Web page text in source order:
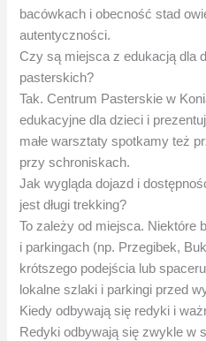
bacówkach i obecność stad
autentyczności.
Czy są miejsca z edukacją dla
pasterskich?
Tak. Centrum Pasterskie w
edukacyjne dla dzieci i
małe warsztaty spotkamy też
przy schroniskach.
Jak wygląda dojazd i
jest długi trekking?
To zależy od miejsca. Niektóre
i parkingach (np. Przegibek,
krótszego podejścia lub
lokalne szlaki i parkingi przed
Kiedy odbywają się redyki i
Redyki odbywają się zwykle w